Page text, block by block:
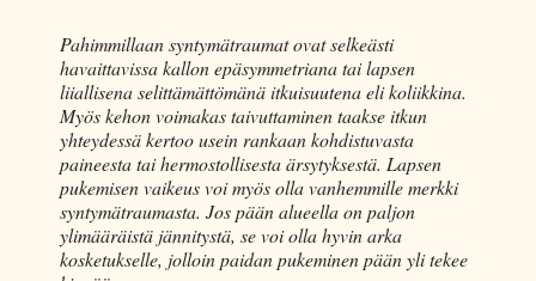
Pahimmillaan syntymätraumat ovat selkeästi
havaittavissa kallon epäsymmetriana tai lapsen
liiallisena selittämättömänä itkuisuutena eli koliikkina.
Myös kehon voimakas taivuttaminen taakse itkun
yhteydessä kertoo usein rankaan kohdistuvasta
paineesta tai hermostollisesta ärsytyksestä. Lapsen
pukemisen vaikeus voi myös olla vanhemmille merkki
syntymätraumasta. Jos pään alueella on paljon
ylimääräistä jännitystä, se voi olla hyvin arka
kosketukselle, jolloin paidan pukeminen pään yli tekee